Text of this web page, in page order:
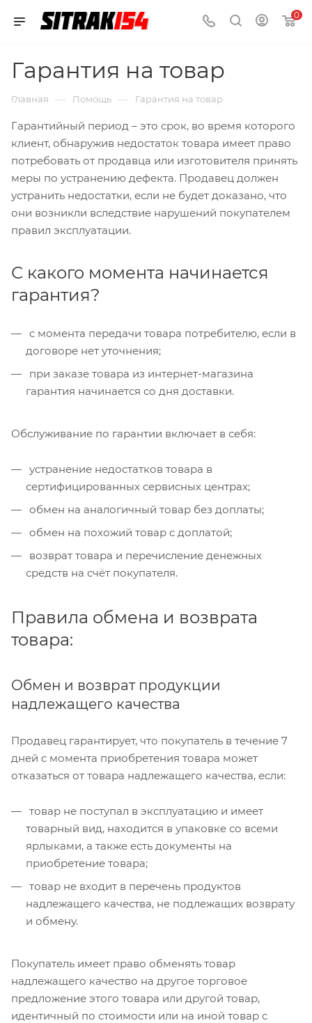
0
Гарантия на товар
Главная — Помощь — Гарантия на товар
Гарантийный период – это срок, во время которого
клиент, обнаружив недостаток товара имеет право
потребовать от продавца или изготовителя принять
меры по устранению дефекта. Продавец должен
устранить недостатки, если не будет доказано, что
они возникли вследствие нарушений покупателем
правил эксплуатации.
С какого момента начинается
гарантия?
с момента передачи товара потребителю, если в
договоре нет уточнения;
при заказе товара из интернет-магазина
гарантия начинается со дня доставки.
Обслуживание по гарантии включает в себя:
устранение недостатков товара в
сертифицированных сервисных центрах;
обмен на аналогичный товар без доплаты;
обмен на похожий товар с доплатой;
возврат товара и перечисление денежных
средств на счёт покупателя.
Правила обмена и возврата
товара:
Обмен и возврат продукции
надлежащего качества
Продавец гарантирует, что покупатель в течение 7
дней с момента приобретения товара может
отказаться от товара надлежащего качества, если:
товар не поступал в эксплуатацию и имеет
товарный вид, находится в упаковке со всеми
ярлыками, а также есть документы на
приобретение товара;
товар не входит в перечень продуктов
надлежащего качества, не подлежащих возврату
и обмену.
Покупатель имеет право обменять товар
надлежащего качество на другое торговое
предложение этого товара или другой товар,
идентичный по стоимости или на иной товар с